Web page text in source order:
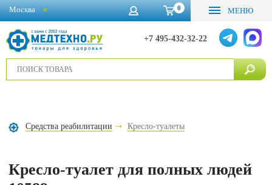
0 МЕНЮ
+7 495-432-32-22
Москва
Средства реабилитации Кресло-туалеты
Кресло-туалет для полных людей